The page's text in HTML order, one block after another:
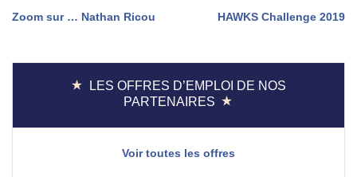
Navigation
l’article
Zoom sur … Nathan Ricou HAWKS Challenge 2019
LES OFFRES D’EMPLOI DE NOS
PARTENAIRES
Voir toutes les offres